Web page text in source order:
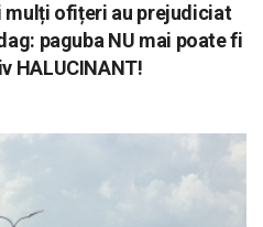
mulți ofițeri au prejudiciat
paguba NU mai poate fi
HALUCINANT!